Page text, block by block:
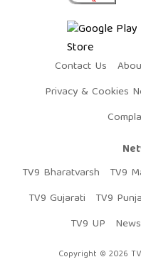
Contact Us
Privacy & Cookies
TV9 Bharatvarsh
TV9
TV9 Gujarati
TV9
TV9 UP
Copyright © 2026